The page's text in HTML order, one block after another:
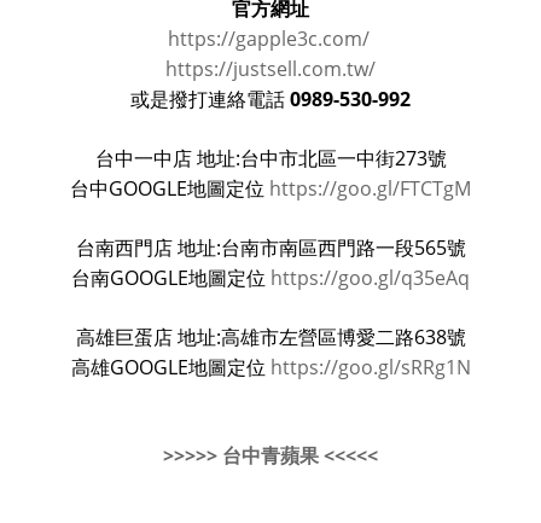
官方網址
https://gapple3c.com/
https://justsell.com.tw/
或是撥打連絡電話 0989-530-992
台中一中店 地址:台中市北區一中街273號
台中GOOGLE地圖定位 https://goo.gl/FTCTgM
台南西門店 地址:台南市南區西門路一段565號
台南GOOGLE地圖定位 https://goo.gl/q35eAq
高雄巨蛋店 地址:高雄市左營區博愛二路638號
高雄GOOGLE地圖定位 https://goo.gl/sRRg1N
>>>>> 台中青蘋果 <<<<<